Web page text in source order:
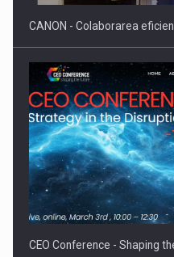
Proteinmaxxing and the
CANON - Colaborarea
CEO Conference - Shaping